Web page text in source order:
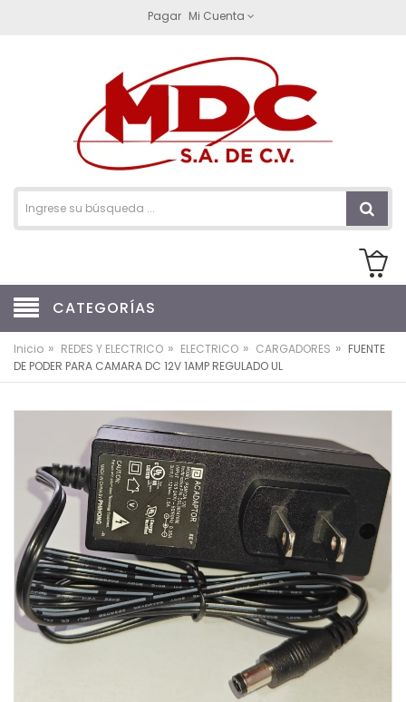
Pagar Mi Cuenta
CATEGORÍAS
Inicio » REDES Y ELECTRICO » ELECTRICO » CARGADORES » FUENTE
DE PODER PARA CAMARA DC 12V 1AMP REGULADO UL